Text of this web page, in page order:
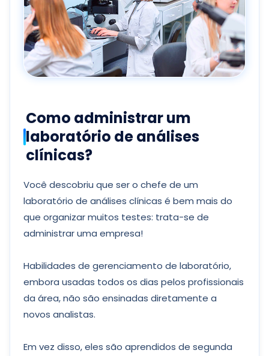
Como administrar um
laboratório de análises
clínicas?
Você descobriu que ser o chefe de um
laboratório de análises clínicas é bem mais do
que organizar muitos testes: trata-se de
administrar uma empresa!
Habilidades de gerenciamento de laboratório,
embora usadas todos os dias pelos profissionais
da área, não são ensinadas diretamente a
novos analistas.
Em vez disso, eles são aprendidos de segunda